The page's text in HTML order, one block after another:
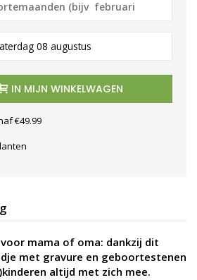
08 augustus
IN MIJN WINKELWAGEN
€49.99
mama of oma: dankzij dit
met gravure en geboortestenen
altijd met zich mee.